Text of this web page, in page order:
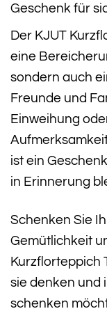
Geschenk für
Der KJUT
eine
sondern auch
Freunde und
Einweihung
ist ein
in Erinnerung
Schenken Sie
Gemütlichkeit
Kurzflorteppich
sie denken und
schenken